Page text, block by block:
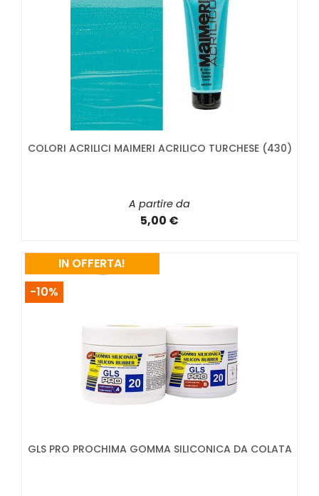
COLORI ACRILICI MAIMERI ACRILICO TURCHESE (430)
A partire da
5,00 €
GLS PRO PROCHIMA GOMMA SILICONICA DA COLATA
IN OFFERTA!
-10%